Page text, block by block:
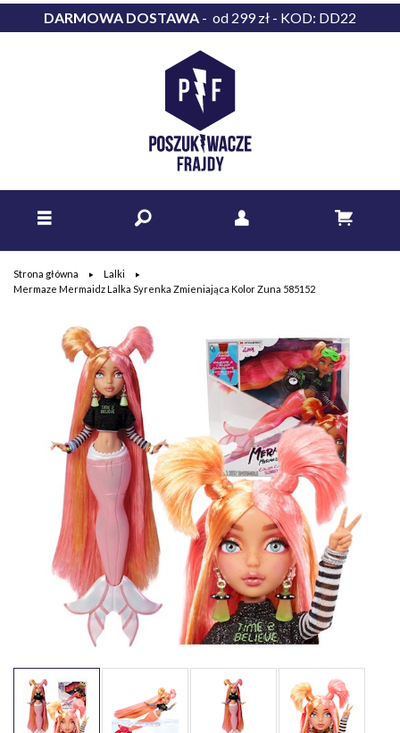
DARMOWA DOSTAWA - od 299 zł - KOD: DD22
Strona główna
Lalki
Mermaze Mermaidz Lalka Syrenka Zmieniająca Kolor Zuna 585152